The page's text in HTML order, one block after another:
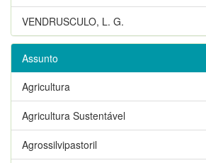
VENDRUSCULO, L. G.
Assunto
Agricultura
Agricultura Sustentável
Agrossilvipastoril